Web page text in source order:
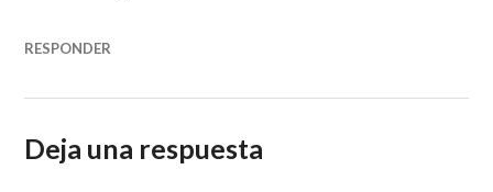
RESPONDER
Deja una respuesta